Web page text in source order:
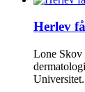
Herlev
Lone Skov
Universitet.